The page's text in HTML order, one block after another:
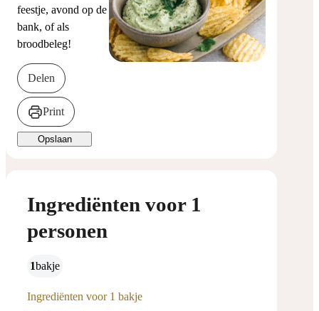
feestje, avond op de
bank, of als
broodbeleg!
Delen
Print
Opslaan
Ingrediënten voor 1
personen
1 bakje
Ingrediënten voor 1 bakje